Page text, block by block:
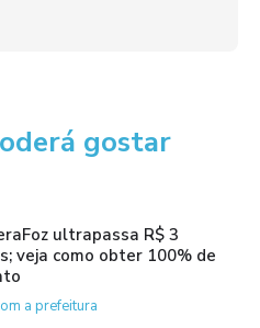
gostar
ultrapassa R$ 3
veja como obter 100% de
a prefeitura